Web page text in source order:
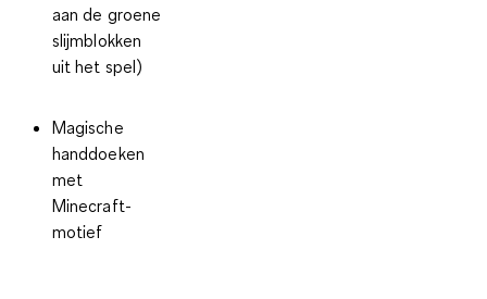
aan de groene
slijmblokken
uit het spel)
Magische
handdoeken
met
Minecraft-
motief